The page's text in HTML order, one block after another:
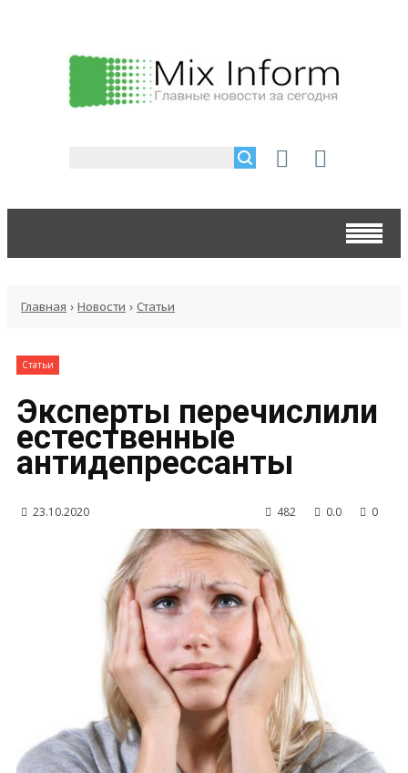
Главная › Новости › Статьи
Статьи
Эксперты перечислили
естественные
антидепрессанты
23.10.2020 482 0.0 0